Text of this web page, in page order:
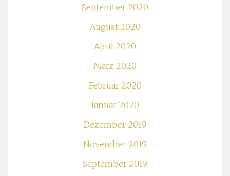
September 2020
August 2020
April 2020
März 2020
Februar 2020
Januar 2020
Dezember 2019
November 2019
September 2019